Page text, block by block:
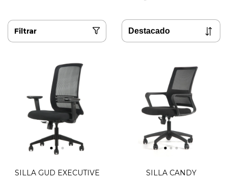
Filtrar
SILLA GUD EXECUTIVE SILLA CANDY